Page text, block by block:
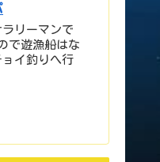
リーマンで
で遊漁船はな
イ釣りへ行